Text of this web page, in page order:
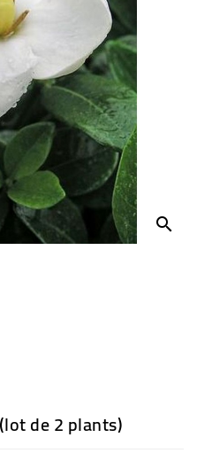
search
de 2 plants)